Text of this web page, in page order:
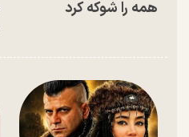
همه را شوکه کرد